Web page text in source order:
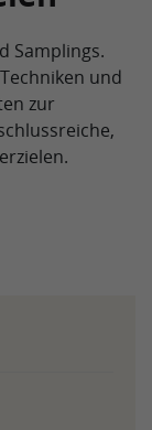
Samplings.
und
zur